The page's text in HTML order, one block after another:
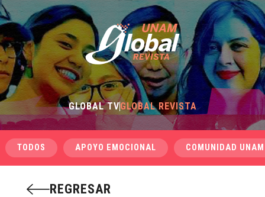
GLOBAL TVGLOBAL REVISTA
TODOS APOYO EMOCIONAL COMUNIDAD UNAM
REGRESAR